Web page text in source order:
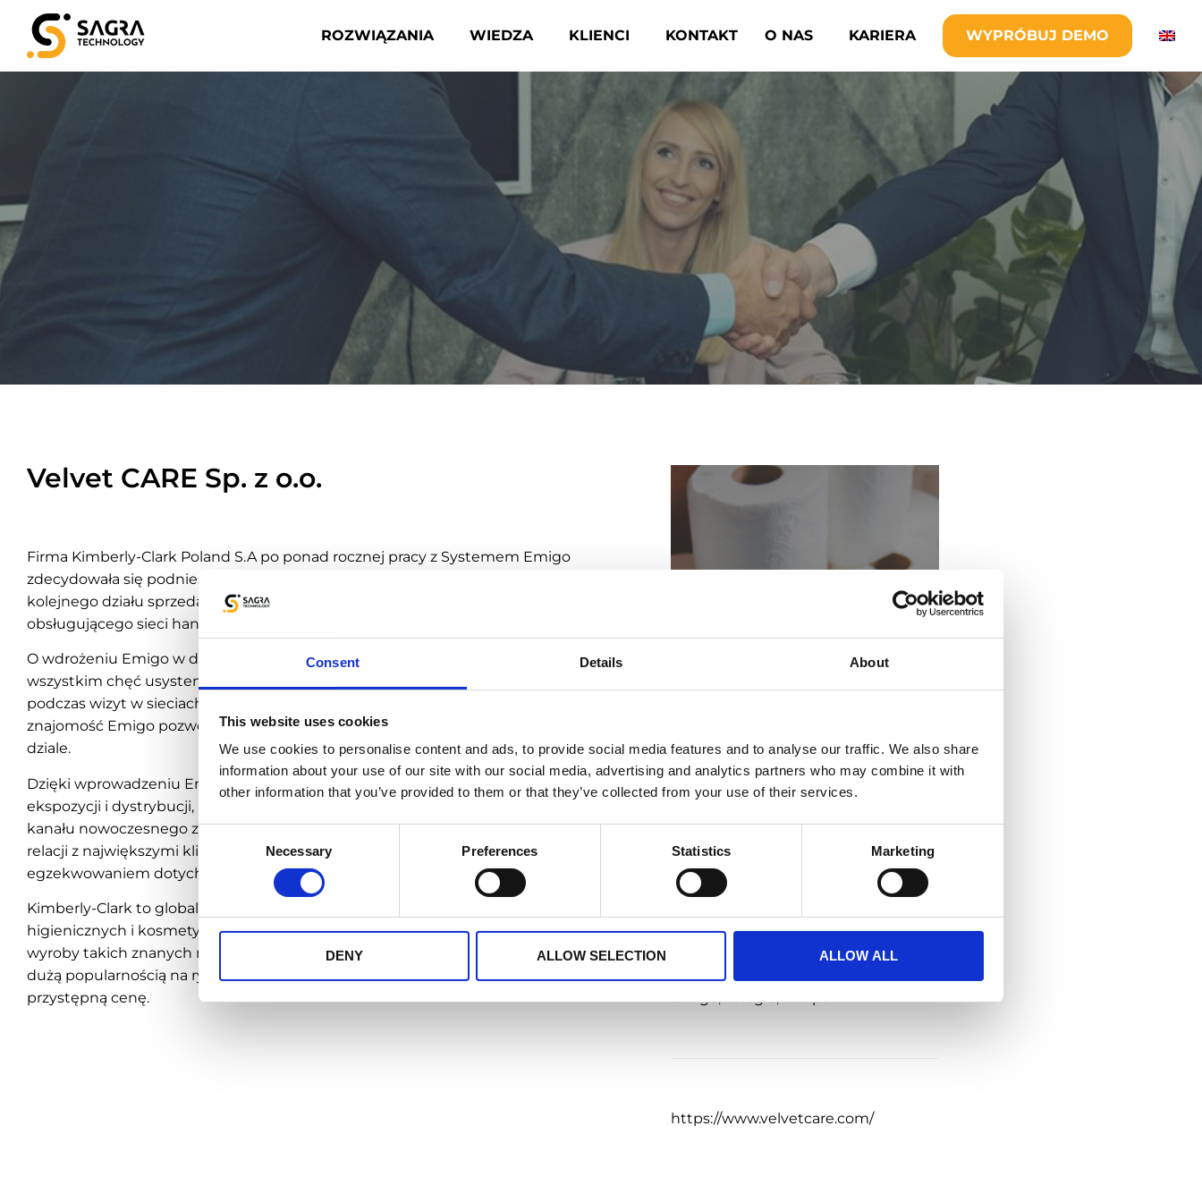
Consent Details About
This website uses cookies
We use cookies to personalise content and ads, to provide social media features and to analyse our traffic. We also share
information about your use of our site with our social media, advertising and analytics partners who may combine it with
other information that you’ve provided to them or that they’ve collected from your use of their services.
Consent
Necessary Preferences Statistics Marketing
DENY ALLOW SELECTION ALLOW ALL
ROZWIĄZANIA WIEDZA KLIENCI KONTAKT O NAS KARIERA WYPRÓBUJ DEMO
Velvet CARE Sp. z o.o.
Firma Kimberly-Clark Poland S.A po ponad rocznej pracy z Systemem Emigo
zdecydowała się podnieść jakość pracy oraz zwiększyć wydajność przedstawicieli
kolejnego działu sprzedaży – Kanału Nowoczesnego (Key Accounts),
obsługującego sieci handlowe.
O wdrożeniu Emigo w departamencie Key Accounts zdecydowała przede
wszystkim chęć usystematyzowania czynności wykonywanych przez handlowców
podczas wizyt w sieciach handlowych. Wiedza o szerokich możliwościach oraz
znajomość Emigo pozwoliła na szybkie dostosowanie i wdrożenie systemu w tym
dziale.
Dzięki wprowadzeniu Emigo zestandaryzowano zadania takie jak: badanie
ekspozycji i dystrybucji, przygotowanie akcji promocyjnych. Pracownicy Działu
kanału nowoczesnego zyskali narzędzie do budowania wartościowych i solidnych
relacji z największymi klientami oraz zwiększyli możliwość kontroli nad
egzekwowaniem dotychczasowych ustaleń kontraktowych z sieciami.
Kimberly-Clark to globalne przedsiębiorstwo, lider na rynku produktów
higienicznych i kosmetycznych w ponad 80 krajach. Polski oddział sprzedaje
wyroby takich znanych marek jak Velvet czy Huggies . Produkty te od lat cieszą się
dużą popularnością na rynku polskim ze względu na swoją wysoką jakość i
przystępną cenę.
Kategorie
Artykuły higieniczne Kosmetyczna
Tagi
Emigo, Integra, Winpoint
https://www.velvetcare.com/